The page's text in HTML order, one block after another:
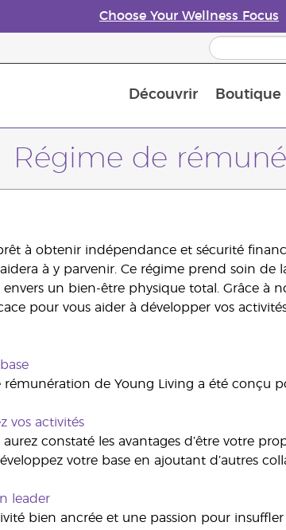
Choose Your Wellness Focus
Découvrir Boutique
Régime de
à obtenir indépendance et sécurité
à y parvenir. Ce régime prend soin
un bien-être physique total. Grâce à
pour vous aider à développer vos
rémunération de Young Living a été conçu
vos activités
aurez constaté les avantages d’être votre
votre base en ajoutant d’autres
leader
bien ancrée et une passion pour